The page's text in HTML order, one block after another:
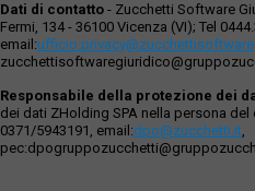
Dati di contatto - Zucchetti Software
Fermi, 134 - 36100 Vicenza (VI); Tel
email:
Responsabile della protezione dei
dei dati ZHolding SPA nella persona
0371/5943191, email:dpo@zucchetti.it,